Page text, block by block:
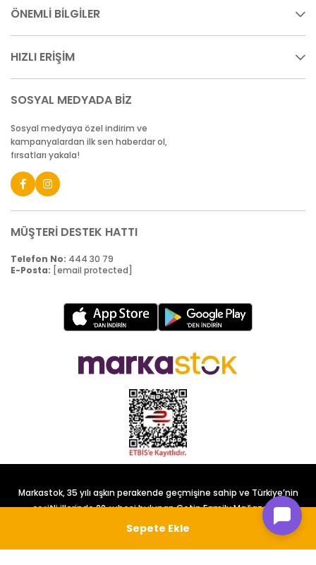
ÖNEMLİ BİLGİLER
HIZLI ERİŞİM
SOSYAL MEDYADA BİZ
Sosyal medyaya özel indirim ve
kampanyalardan ilk sen haberdar ol,
fırsatları yakala!
MÜŞTERİ DESTEK HATTI
Telefon No: 444 30 79
E-Posta: [email protected]
Markastok, 35 yılı aşkın perakende geçmişine sahip ve Türkiye’nin
çeşitli illerinde 22 şubesi bulunan Çetin Family Mağazacılık
tarafından kurulmuştur.